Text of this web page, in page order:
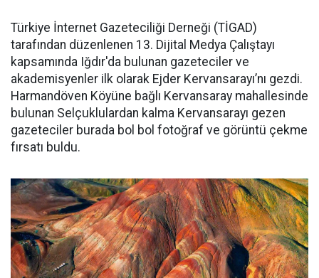
Türkiye İnternet Gazeteciliği Derneği (TİGAD)
tarafından düzenlenen 13. Dijital Medya Çalıştayı
kapsamında Iğdır'da bulunan gazeteciler ve
akademisyenler ilk olarak Ejder Kervansarayı’nı gezdi.
Harmandöven Köyüne bağlı Kervansaray mahallesinde
bulunan Selçuklulardan kalma Kervansarayı gezen
gazeteciler burada bol bol fotoğraf ve görüntü çekme
fırsatı buldu.